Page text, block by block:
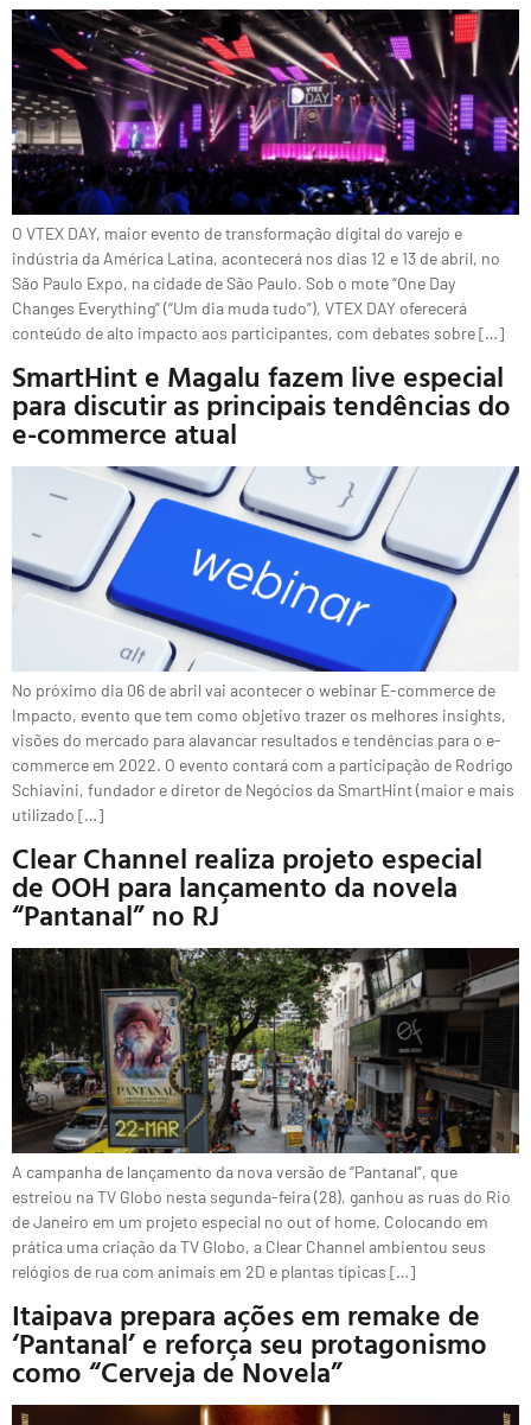
O VTEX DAY, maior evento de transformação digital do varejo e
indústria da América Latina, acontecerá nos dias 12 e 13 de abril, no
São Paulo Expo, na cidade de São Paulo. Sob o mote “One Day
Changes Everything” (“Um dia muda tudo”), VTEX DAY oferecerá
conteúdo de alto impacto aos participantes, com debates sobre […]
SmartHint e Magalu fazem live especial
para discutir as principais tendências do
e-commerce atual
No próximo dia 06 de abril vai acontecer o webinar E-commerce de
Impacto, evento que tem como objetivo trazer os melhores insights,
visões do mercado para alavancar resultados e tendências para o e-
commerce em 2022. O evento contará com a participação de Rodrigo
Schiavini, fundador e diretor de Negócios da SmartHint (maior e mais
utilizado […]
Clear Channel realiza projeto especial
de OOH para lançamento da novela
“Pantanal” no RJ
A campanha de lançamento da nova versão de “Pantanal”, que
estreiou na TV Globo nesta segunda-feira (28), ganhou as ruas do Rio
de Janeiro em um projeto especial no out of home. Colocando em
prática uma criação da TV Globo, a Clear Channel ambientou seus
relógios de rua com animais em 2D e plantas típicas […]
Itaipava prepara ações em remake de
‘Pantanal’ e reforça seu protagonismo
como “Cerveja de Novela”